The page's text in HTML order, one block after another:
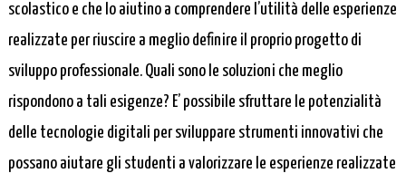
scolastico e che lo aiutino a comprendere l’utilità delle esperienze
realizzate per riuscire a meglio definire il proprio progetto di
sviluppo professionale. Quali sono le soluzioni che meglio
rispondono a tali esigenze? E’ possibile sfruttare le potenzialità
delle tecnologie digitali per sviluppare strumenti innovativi che
possano aiutare gli studenti a valorizzare le esperienze realizzate